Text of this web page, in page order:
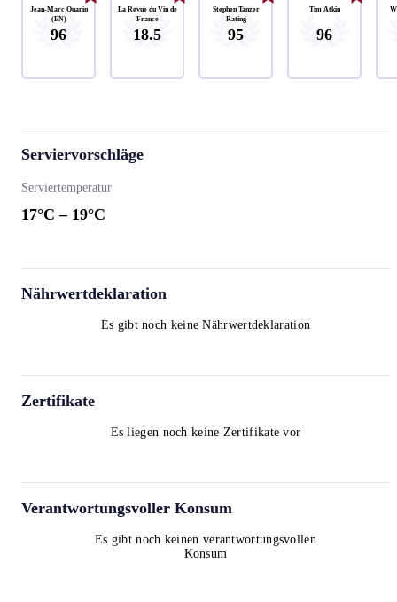
Jean-Marc Quarin
(EN)
96
La Revue du Vin de
France
18.5
Stephen Tanzer
Rating
95
Tim Atkin
96
Serviervorschläge
Serviertemperatur
17°C – 19°C
Nährwertdeklaration
Es gibt noch keine Nährwertdeklaration
Zertifikate
Es liegen noch keine Zertifikate vor
Verantwortungsvoller Konsum
Es gibt noch keinen verantwortungsvollen
Konsum